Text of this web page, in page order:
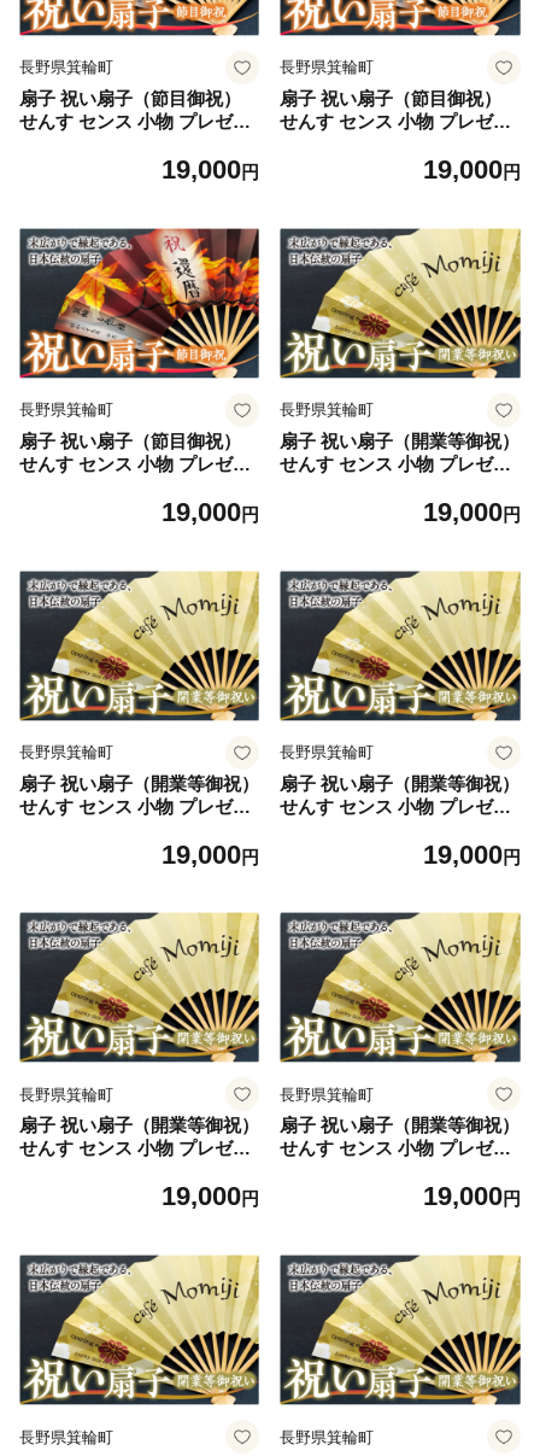
長野県箕輪町
扇子 祝い扇子（節目御祝）
せんす センス 小物 プレゼン
19,000円
長野県箕輪町
扇子 祝い扇子（節目御祝）
せんす センス 小物 プレゼン
19,000円
長野県箕輪町
扇子 祝い扇子（節目御祝）
せんす センス 小物 プレゼン
19,000円
長野県箕輪町
扇子 祝い扇子（開業等御祝）
せんす センス 小物 プレゼン
19,000円
長野県箕輪町
扇子 祝い扇子（開業等御祝）
せんす センス 小物 プレゼン
19,000円
長野県箕輪町
扇子 祝い扇子（開業等御祝）
せんす センス 小物 プレゼン
19,000円
長野県箕輪町
扇子 祝い扇子（開業等御祝）
せんす センス 小物 プレゼン
19,000円
長野県箕輪町
扇子 祝い扇子（開業等御祝）
せんす センス 小物 プレゼン
19,000円
長野県箕輪町 長野県箕輪町